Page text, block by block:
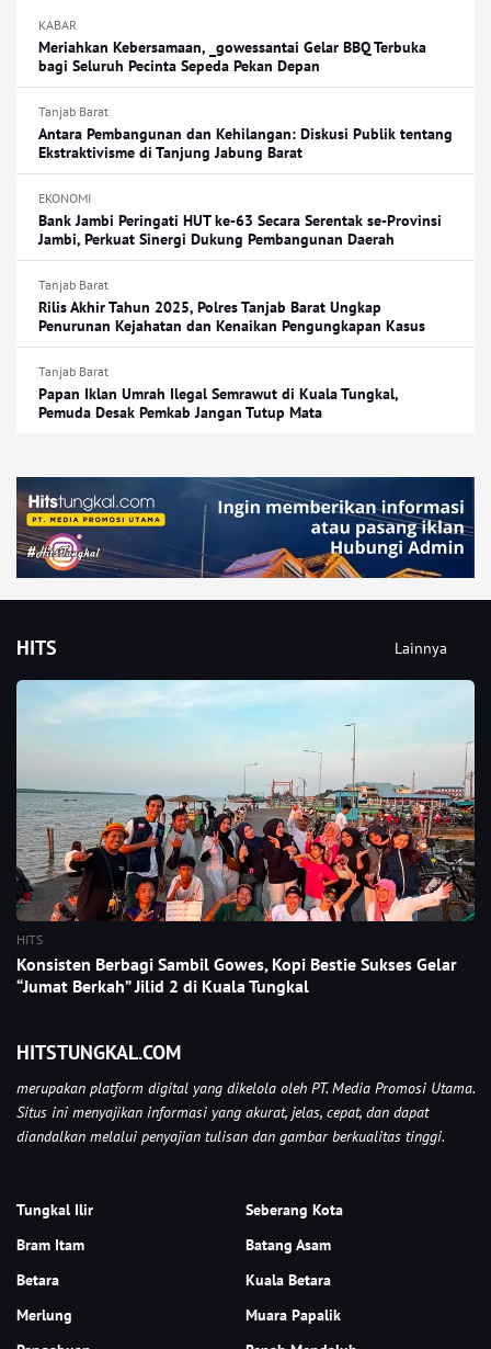
KABAR
Meriahkan Kebersamaan, _gowessantai Gelar BBQ Terbuka
bagi Seluruh Pecinta Sepeda Pekan Depan
Tanjab Barat
Antara Pembangunan dan Kehilangan: Diskusi Publik tentang
Ekstraktivisme di Tanjung Jabung Barat
EKONOMI
Bank Jambi Peringati HUT ke-63 Secara Serentak se-Provinsi
Jambi, Perkuat Sinergi Dukung Pembangunan Daerah
Tanjab Barat
Rilis Akhir Tahun 2025, Polres Tanjab Barat Ungkap
Penurunan Kejahatan dan Kenaikan Pengungkapan Kasus
Tanjab Barat
Papan Iklan Umrah Ilegal Semrawut di Kuala Tungkal,
Pemuda Desak Pemkab Jangan Tutup Mata
HITS Lainnya
HITS
Konsisten Berbagi Sambil Gowes, Kopi Bestie Sukses Gelar
“Jumat Berkah” Jilid 2 di Kuala Tungkal
HITSTUNGKAL.COM
merupakan platform digital yang dikelola oleh PT. Media Promosi Utama.
Situs ini menyajikan informasi yang akurat, jelas, cepat, dan dapat
diandalkan melalui penyajian tulisan dan gambar berkualitas tinggi.
Tungkal Ilir
Seberang Kota
Bram Itam
Batang Asam
Betara
Kuala Betara
Merlung
Muara Papalik